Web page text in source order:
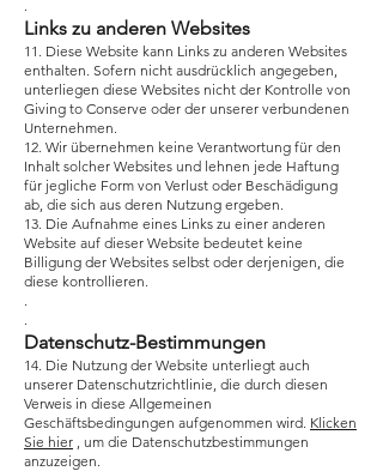
Links zu anderen Websites
11. Diese Website kann Links zu anderen Websites
enthalten. Sofern nicht ausdrücklich angegeben,
unterliegen diese Websites nicht der Kontrolle von
Giving to Conserve oder der unserer verbundenen
Unternehmen.
12. Wir übernehmen keine Verantwortung für den
Inhalt solcher Websites und lehnen jede Haftung
für jegliche Form von Verlust oder Beschädigung
ab, die sich aus deren Nutzung ergeben.
13. Die Aufnahme eines Links zu einer anderen
Website auf dieser Website bedeutet keine
Billigung der Websites selbst oder derjenigen, die
diese kontrollieren.
Datenschutz-Bestimmungen
14. Die Nutzung der Website unterliegt auch
unserer Datenschutzrichtlinie, die durch diesen
Verweis in diese Allgemeinen
Geschäftsbedingungen aufgenommen wird. Klicken
Sie hier , um die Datenschutzbestimmungen
anzuzeigen.